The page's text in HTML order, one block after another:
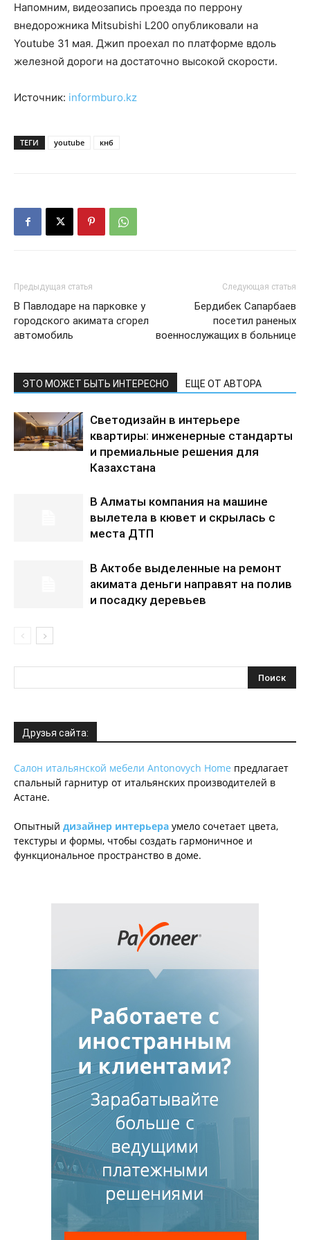
Напомним, видеозапись проезда по перрону
внедорожника Mitsubishi L200 опубликовали на
Youtube 31 мая. Джип проехал по платформе вдоль
железной дороги на достаточно высокой скорости.
Источник: informburo.kz
ТЕГИ youtube кнб
Предыдущая статья
В Павлодаре на парковке у
городского акимата сгорел
автомобиль
Следующая статья
Бердибек Сапарбаев
посетил раненых
военнослужащих в больнице
ЭТО МОЖЕТ БЫТЬ ИНТЕРЕСНО ЕЩЕ ОТ АВТОРА
Светодизайн в интерьере
квартиры: инженерные стандарты
и премиальные решения для
Казахстана
В Алматы компания на машине
вылетела в кювет и скрылась с
места ДТП
В Актобе выделенные на ремонт
акимата деньги направят на полив
и посадку деревьев
Друзья сайта:
Салон итальянской мебели Antonovych Home предлагает
спальный гарнитур от итальянских производителей в
Астане.
Опытный дизайнер интерьера умело сочетает цвета,
текстуры и формы, чтобы создать гармоничное и
функциональное пространство в доме.